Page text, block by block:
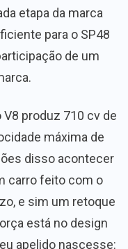
etapa da marca
para o SP48
de um
produz 710 cv de
máxima de
disso acontecer
carro feito com o
e sim um retoque
está no design
apelido nascesse: